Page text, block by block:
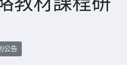
公告